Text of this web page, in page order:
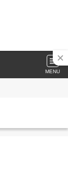
MENU